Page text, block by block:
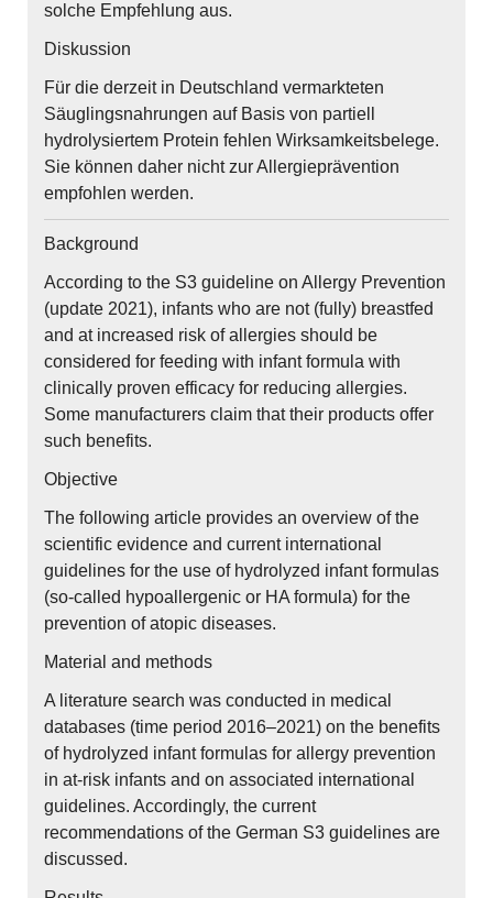
solche Empfehlung aus.
Diskussion
Für die derzeit in Deutschland vermarkteten
Säuglingsnahrungen auf Basis von partiell
hydrolysiertem Protein fehlen Wirksamkeitsbelege.
Sie können daher nicht zur Allergieprävention
empfohlen werden.
Background
According to the S3 guideline on Allergy Prevention
(update 2021), infants who are not (fully) breastfed
and at increased risk of allergies should be
considered for feeding with infant formula with
clinically proven efficacy for reducing allergies.
Some manufacturers claim that their products offer
such benefits.
Objective
The following article provides an overview of the
scientific evidence and current international
guidelines for the use of hydrolyzed infant formulas
(so-called hypoallergenic or HA formula) for the
prevention of atopic diseases.
Material and methods
A literature search was conducted in medical
databases (time period 2016–2021) on the benefits
of hydrolyzed infant formulas for allergy prevention
in at-risk infants and on associated international
guidelines. Accordingly, the current
recommendations of the German S3 guidelines are
discussed.